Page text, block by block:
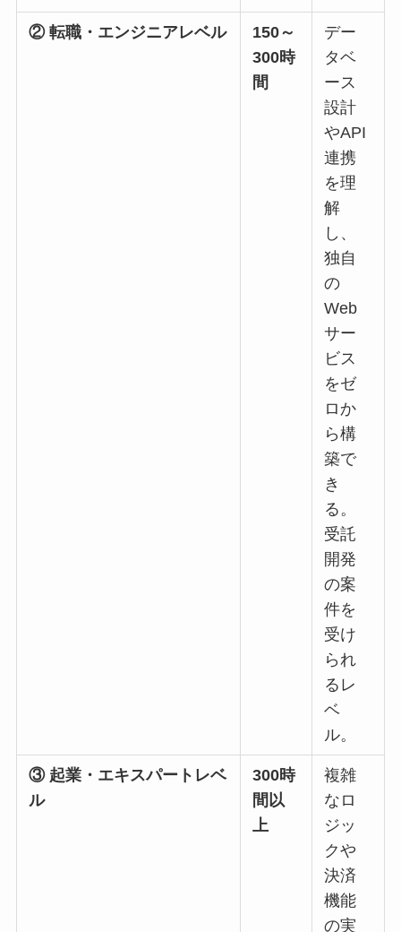
② 転職・エンジニアレベル
150～
300時
間
デー
タベ
ース
設計
やAPI
連携
を理
解
し、
独自
の
Web
サー
ビス
をゼ
ロか
ら構
築で
き
る。
受託
開発
の案
件を
受け
られ
るレ
ベ
ル。
③ 起業・エキスパートレベ
ル
300時
間以
上
複雑
なロ
ジッ
クや
決済
機能
の実